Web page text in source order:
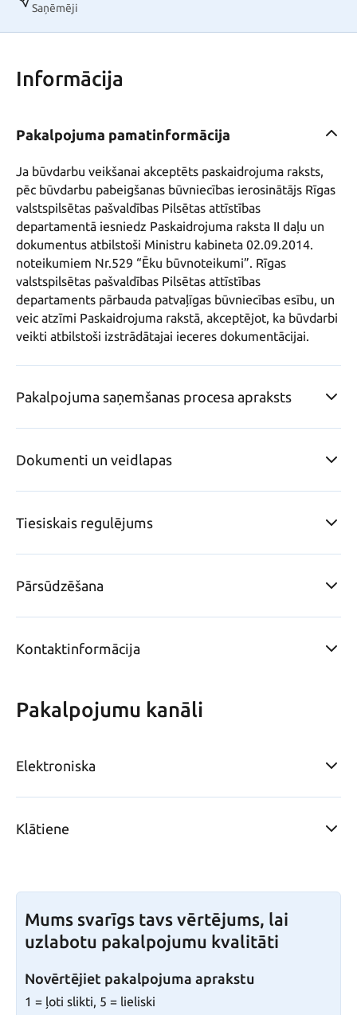
Saņēmēji
Informācija
Pakalpojuma pamatinformācija
Ja būvdarbu veikšanai akceptēts paskaidrojuma raksts,
pēc būvdarbu pabeigšanas būvniecības ierosinātājs Rīgas
valstspilsētas pašvaldības Pilsētas attīstības
departamentā iesniedz Paskaidrojuma raksta II daļu un
dokumentus atbilstoši Ministru kabineta 02.09.2014.
noteikumiem Nr.529 “Ēku būvnoteikumi”. Rīgas
valstspilsētas pašvaldības Pilsētas attīstības
departaments pārbauda patvaļīgas būvniecības esību, un
veic atzīmi Paskaidrojuma rakstā, akceptējot, ka būvdarbi
veikti atbilstoši izstrādātajai ieceres dokumentācijai.
Pakalpojuma saņemšanas procesa apraksts
Dokumenti un veidlapas
Tiesiskais regulējums
Pārsūdzēšana
Kontaktinformācija
Pakalpojumu kanāli
Elektroniska
Klātiene
Mums svarīgs tavs vērtējums, lai
uzlabotu pakalpojumu kvalitāti
Novērtējiet pakalpojuma aprakstu
1 = ļoti slikti, 5 = lieliski